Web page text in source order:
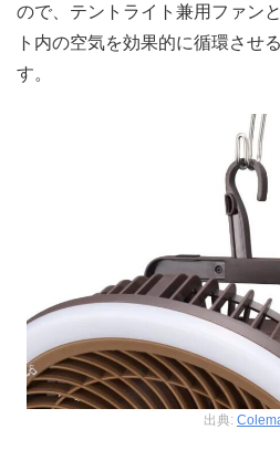
ので、テントライト兼用ファン
ト内の空気を効果的に循環させ
す。
出典: